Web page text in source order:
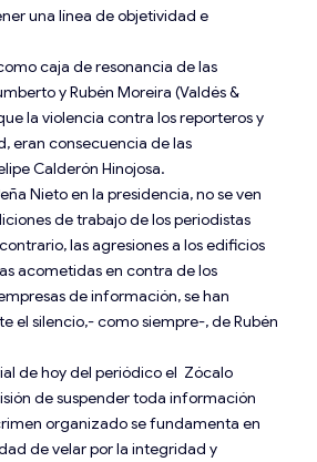
una línea de objetividad e
caja de resonancia de las
y Rubén Moreira (Valdés &
la violencia contra los reporteros y
eran consecuencia de las
Calderón Hinojosa.
Nieto en la presidencia, no se ven
de trabajo de los periodistas
las agresiones a los edificios
acometidas en contra de los
de información, se han
el silencio,- como siempre-, de Rubén
de hoy del periódico el Zócalo
de suspender toda información
organizado se fundamenta en
de velar por la integridad y